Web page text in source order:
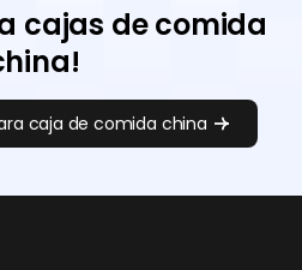
cajas de comida
caja de comida china